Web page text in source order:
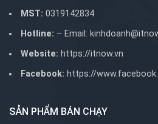
MST: 0319142834
Hotline: – Email:
Website: https://itnow.vn
Facebook: https://
SẢN PHẨM BÁN CHẠY